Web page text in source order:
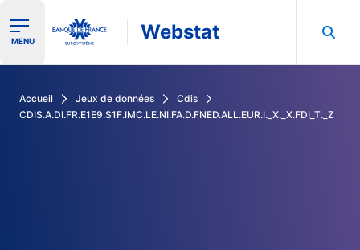
Ouvrir le menu de navigation
MENU Webstat
Accueil Jeux de données
Cdis
CDIS.A.DI.FR.E1E9.S1F.IMC.LE.NI.FA.D.FNED.ALL.EUR.I._X._X.FDI_T._Z